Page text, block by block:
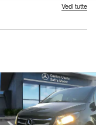
Vedi tutte